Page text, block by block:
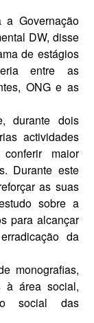
a Governação
DW, disse
de estágios
entre as
ONG e as
durante dois
activida­des
maior
Durante este
as suas
sobre a
para al­cançar
da
monografias,
à área so­cial,
social das